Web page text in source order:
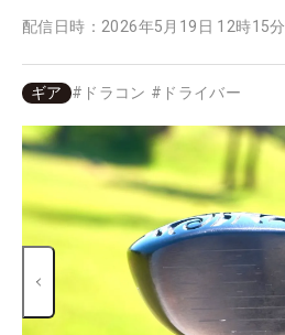
配信日時： 2026年5月19日 12時15分
ギア # ドラコン # ドライバー